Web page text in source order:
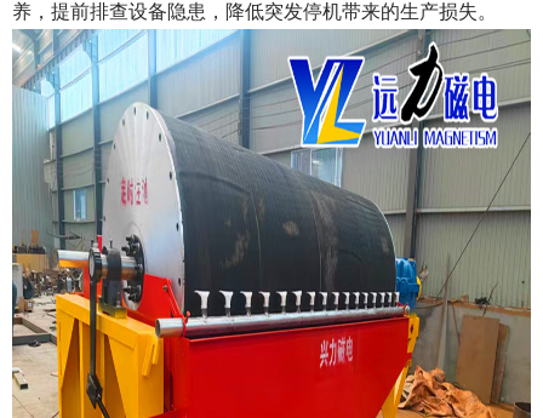
养，提前排查设备隐患，降低突发停机带来的生产损失。